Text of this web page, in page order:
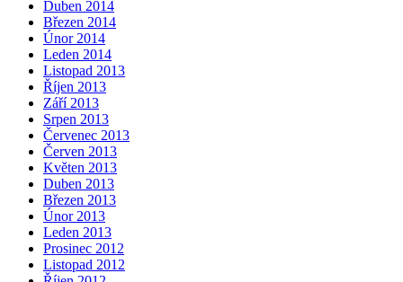
Duben 2014
Březen 2014
Únor 2014
Leden 2014
Listopad 2013
Říjen 2013
Září 2013
Srpen 2013
Červenec 2013
Červen 2013
Květen 2013
Duben 2013
Březen 2013
Únor 2013
Leden 2013
Prosinec 2012
Listopad 2012